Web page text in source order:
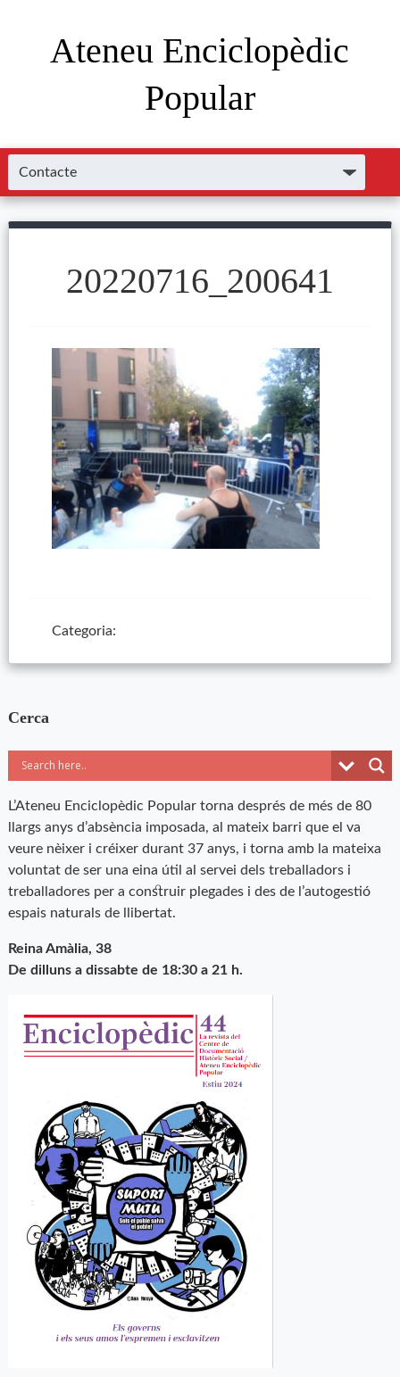
Ateneu Enciclopèdic
Popular
20220716_200641
Categoria:
Cerca
L’Ateneu Enciclopèdic Popular torna després de més de 80
llargs anys d’absència imposada, al mateix barri que el va
veure nèixer i créixer durant 37 anys, i torna amb la mateixa
voluntat de ser una eina útil al servei dels treballadors i
treballadores per a construir plegades i des de l’autogestió
espais naturals de llibertat.
Reina Amàlia, 38
De dilluns a dissabte de 18:30 a 21 h.